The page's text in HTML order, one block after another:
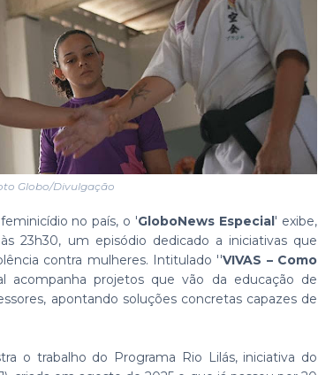
Globo/Divulgação
no país, o 'GloboNews Especial' exibe,
23h30, um episódio dedicado a iniciativas que
contra mulheres. Intitulado ''VIVAS – Como
acompanha projetos que vão da educação de
apontando soluções concretas capazes de
o trabalho do Programa Rio Lilás, iniciativa do